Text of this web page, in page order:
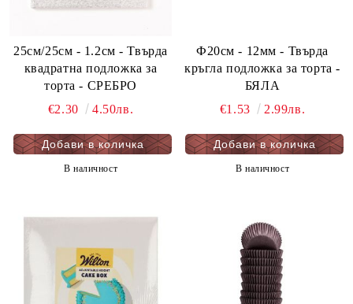
25см/25см - 1.2см - Твърда
квадратна подложка за
торта - СРЕБРО
€2.30
4.50лв.
В наличност
Ф20см - 12мм - Твърда
кръгла подложка за торта -
БЯЛА
€1.53
2.99лв.
В наличност